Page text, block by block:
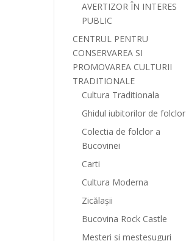
AVERTIZOR ÎN INTERES
PUBLIC
CENTRUL PENTRU
CONSERVAREA SI
PROMOVAREA CULTURII
TRADITIONALE
Cultura Traditionala
Ghidul iubitorilor de folclor
Colectia de folclor a
Bucovinei
Carti
Cultura Moderna
Zicălașii
Bucovina Rock Castle
Mesteri si mestesuguri